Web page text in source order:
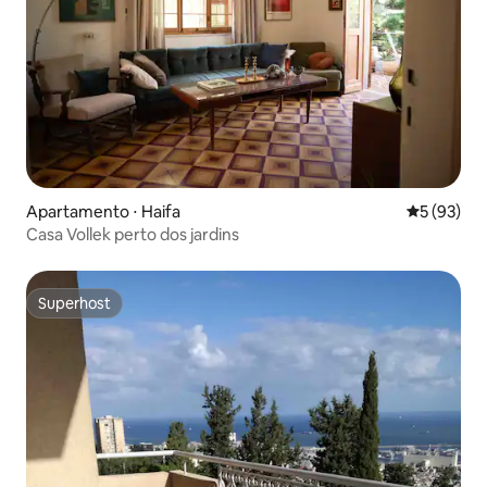
Apartamento ⋅ Haifa 5 de uma
5 (93)
Casa Vollek perto dos jardins
Superhost
Superhost